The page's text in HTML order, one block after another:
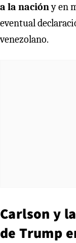
a la nacióny en
eventual
venezolano.
Carlson y
de Trump